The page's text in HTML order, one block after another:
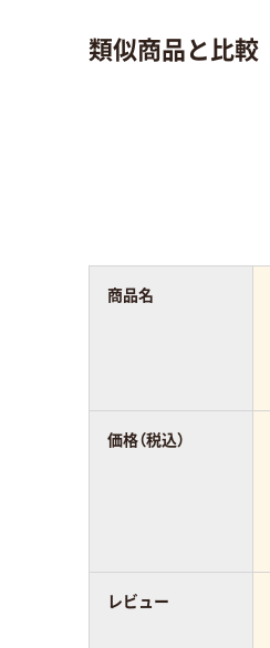
類似商品と比較
商品名
価格（税込）
レビュー